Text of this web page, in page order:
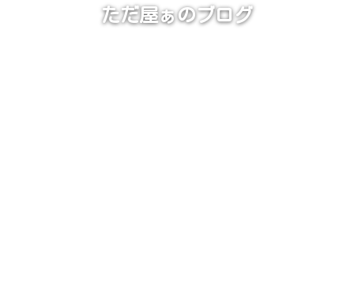
ただ屋ぁのブログ